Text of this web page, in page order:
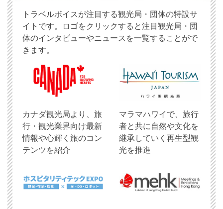
トラベルボイスが注目する観光局・団体の特設サ
イトです。ロゴをクリックすると注目観光局・団
体のインタビューやニュースを一覧することがで
きます。
​カナダ観光局より、旅
行・観光業界向け最新
情報や心輝く旅のコン
テンツを紹介
マラマハワイで、旅行
者と共に自然や文化を
継承していく再生型観
光を推進